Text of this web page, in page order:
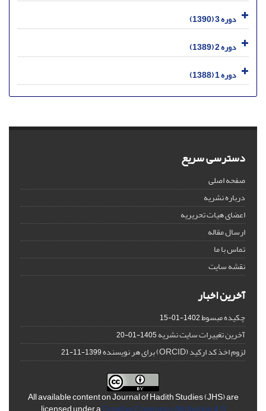
دوره 3 (1390)
دوره 2 (1389)
دوره 1 (1388)
دسترسی سریع
صفحه اصلی
درباره نشریه
اعضای هیات تحریریه
ارسال مقاله
تماس با ما
نقشه سایت
آخرین اخبار
چکیده مبسوط1402-01-15
آخرین تغییرات سایت نشریه1405-01-20
لزوم اخذ کد ارکید (ORCID) برای هر نویسنده 1399-11-21
All available content on Journal of Hadith Studies (JHS) are